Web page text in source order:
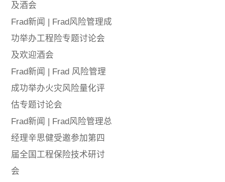
及酒会
Frad新闻 | Frad风险管理成
功举办工程险专题讨论会
及欢迎酒会
Frad新闻 | Frad 风险管理
成功举办火灾风险量化评
估专题讨论会
Frad新闻 | Frad风险管理总
经理辛思健受邀参加第四
届全国工程保险技术研讨
会